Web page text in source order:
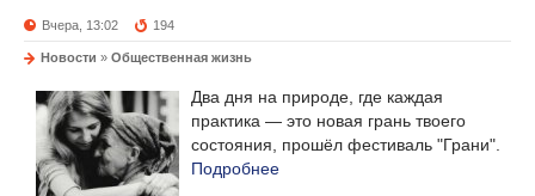
Вчера, 13:02 194
Новости » Общественная жизнь
Два дня на природе, где каждая
практика — это новая грань твоего
состояния, прошёл фестиваль "Грани".
Подробнее